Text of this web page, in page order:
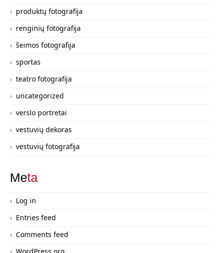
produktų fotografija
renginių fotografija
šeimos fotografija
sportas
teatro fotografija
uncategorized
verslo portretai
vestuvių dekoras
vestuvių fotografija
Meta
Log in
Entries feed
Comments feed